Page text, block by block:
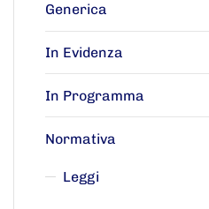
Generica
In Evidenza
In Programma
Normativa
Leggi